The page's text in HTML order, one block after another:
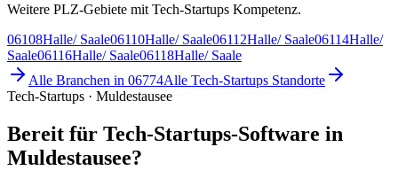
Weitere PLZ-Gebiete mit Tech-Startups Kompetenz.
06108Halle/ Saale06110Halle/ Saale06112Halle/ Saale06114Halle/
Saale06116Halle/ Saale06118Halle/ Saale
Alle Branchen in 06774Alle Tech-Startups Standorte
Tech-Startups · Muldestausee
Bereit für Tech-Startups-Software in
Muldestausee?